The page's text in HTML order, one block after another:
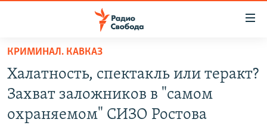
упрощенного
доступа
Вернуться
основному
АВТОРСКИЕ ПРОЕКТЫ
КРИМИНАЛ. КАВКАЗ
Халатность, спектакль или теракт?
Захват заложников в "самом
охраняемом" СИЗО Ростова